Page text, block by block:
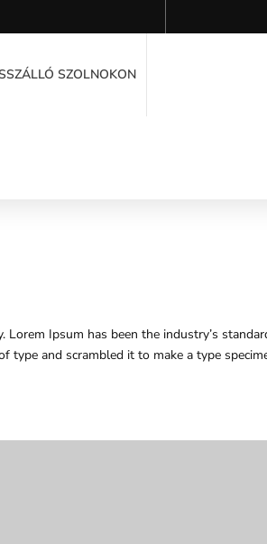
SZOLNOKON
Ipsum has been the industry’s
type and scrambled it to make a type